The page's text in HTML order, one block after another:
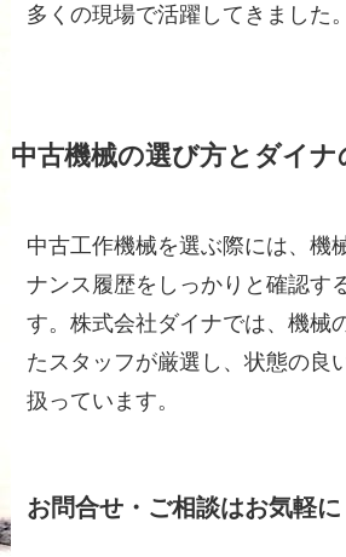
多くの現場で活躍してきました。
中古機械の選び方とダイナ
中古工作機械を選ぶ際には、機
ナンス履歴をしっかりと確認す
す。株式会社ダイナでは、機械
たスタッフが厳選し、状態の良
扱っています。
お問合せ・ご相談はお気軽に